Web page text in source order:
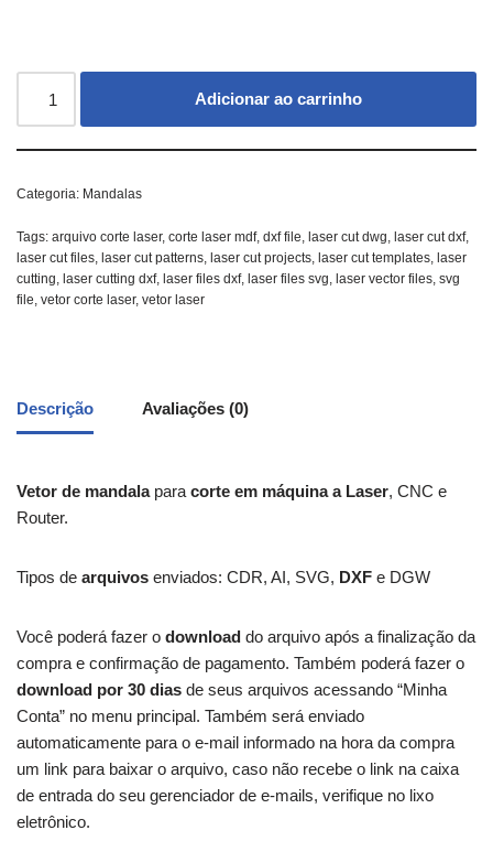
Adicionar ao carrinho
Categoria: Mandalas
Tags: arquivo corte laser, corte laser mdf, dxf file, laser cut dwg, laser cut dxf,
laser cut files, laser cut patterns, laser cut projects, laser cut templates, laser
cutting, laser cutting dxf, laser files dxf, laser files svg, laser vector files, svg
file, vetor corte laser, vetor laser
Descrição Avaliações (0)
Vetor de mandalapara corte em máquina a Laser, CNC e
Router.
Tipos de arquivos enviados: CDR, AI, SVG, DXF e DGW
Você poderá fazer o download do arquivo após a finalização da
compra e confirmação de pagamento. Também poderá fazer o
download por 30 dias de seus arquivos acessando “Minha
Conta” no menu principal. Também será enviado
automaticamente para o e-mail informado na hora da compra
um link para baixar o arquivo, caso não recebe o link na caixa
de entrada do seu gerenciador de e-mails, verifique no lixo
eletrônico.